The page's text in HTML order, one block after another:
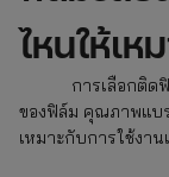
ไหนให้เห
การเลือกติดฟิล์
ของฟิล์ม คุณภาพแบ
เหมาะกับการใช้งา